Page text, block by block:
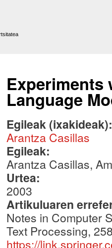
Language
Egileak
Arantza Casillas
Egileak:
Arantza Casillas,
Urtea:
2003
Artikuluaren
Notes in Computer
Text Processing,
https://